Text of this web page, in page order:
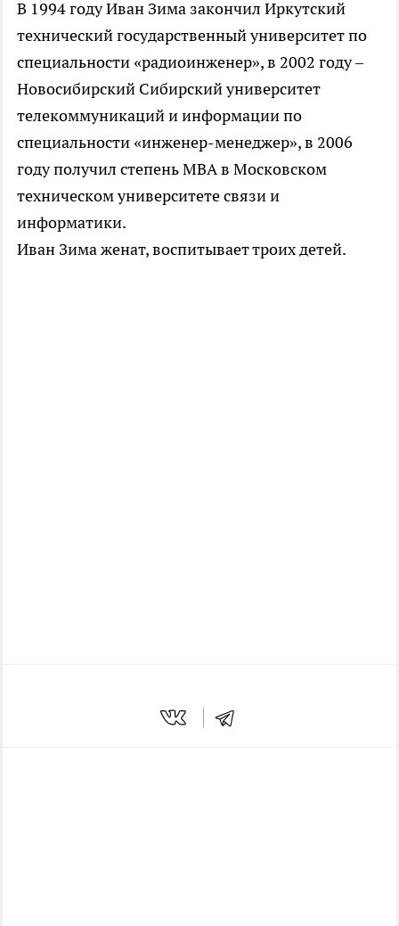
В 1994 году Иван Зима закончил Иркутский
технический государственный университет по
специальности «радиоинженер», в 2002 году –
Новосибирский Сибирский университет
телекоммуникаций и информации по
специальности «инженер-менеджер», в 2006
году получил степень MBA в Московском
техническом университете связи и
информатики.
Иван Зима женат, воспитывает троих детей.